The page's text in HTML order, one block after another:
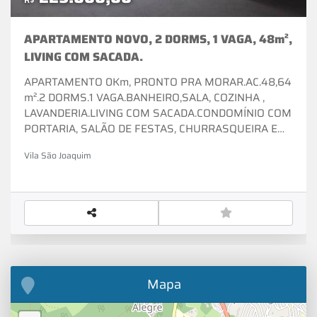
APARTAMENTO NOVO, 2 DORMS, 1 VAGA, 48m²,
LIVING COM SACADA.
APARTAMENTO 0Km, PRONTO PRA MORAR.AC.48,64
m².2 DORMS.1 VAGA.BANHEIRO,SALA, COZINHA ,
LAVANDERIA.LIVING COM SACADA.CONDOMÍNIO COM
PORTARIA, SALÃO DE FESTAS, CHURRASQUEIRA E
CENTRO DE COTIA, PRÓXIMO AO NOVO SHOPPING
COMÉRCIO EM GERAL E TRANSPORTE
PÚBLICO.TUDO COM O MELHOR CUSTO-BENEFÍCIO,
VENHA CONFERIR E COMPRAR O SEU PRIMEIRO
IMÓVEL!!LIGUE PARA MAIORES INFORMAÇÕES (11)
Vila São Joaquim
Mapa